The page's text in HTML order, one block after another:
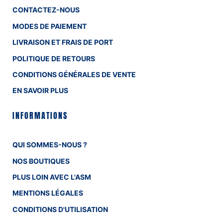
CONTACTEZ-NOUS
MODES DE PAIEMENT
LIVRAISON ET FRAIS DE PORT
POLITIQUE DE RETOURS
CONDITIONS GÉNÉRALES DE VENTE
EN SAVOIR PLUS
INFORMATIONS
QUI SOMMES-NOUS ?
NOS BOUTIQUES
PLUS LOIN AVEC L'ASM
MENTIONS LÉGALES
CONDITIONS D'UTILISATION